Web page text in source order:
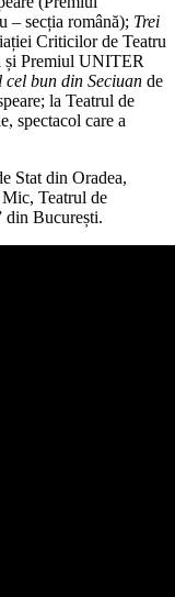
– secția română); Trei
Criticilor de Teatru
și Premiul UNITER
cel bun din Seciuan de
la Teatrul de
spectacol care a
Stat din Oradea,
Teatrul de
din București.